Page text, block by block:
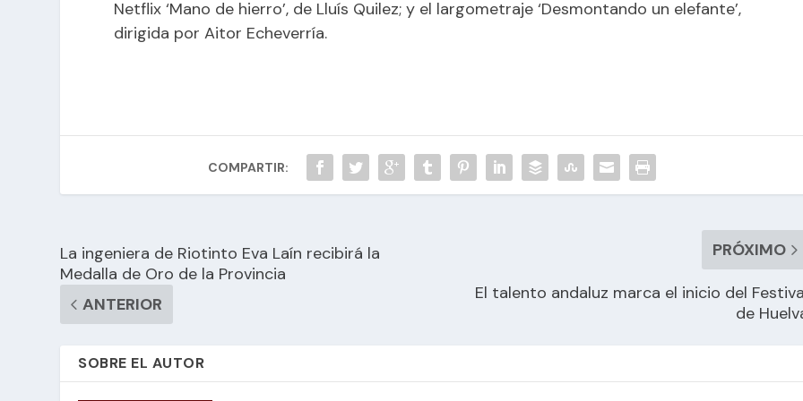
Netflix ‘Mano de hierro’, de Lluís Quilez; y el largometraje ‘Desmontando un elefante’,
dirigida por Aitor Echeverría.
COMPARTIR:
La ingeniera de Riotinto Eva Laín recibirá la
Medalla de Oro de la Provincia
ANTERIOR
PRÓXIMO
El talento andaluz marca el inicio del
de
SOBRE EL AUTOR